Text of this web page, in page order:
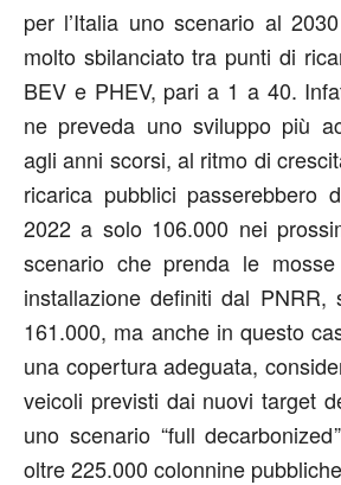
per l’Italia uno scenario al
molto sbilanciato tra punti di
BEV e PHEV, pari a 1 a 40.
ne preveda uno sviluppo più
agli anni scorsi, al ritmo di
ricarica pubblici passerebbero
2022 a solo 106.000 nei
scenario che prenda le
installazione definiti dal PNRR,
161.000, ma anche in questo
una copertura adeguata,
veicoli previsti dai nuovi target
uno scenario “full
oltre 225.000 colonnine